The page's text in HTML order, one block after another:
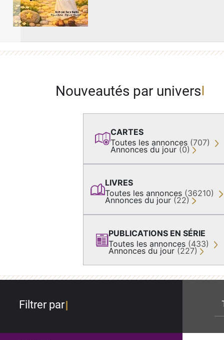
Nouveautés par univers
CARTES
Toutes les annonces (707)
Annonces du jour (0)
LIVRES
Toutes les annonces (36210)
Annonces du jour (22)
PUBLICATIONS EN SÉRIE
Toutes les annonces (433)
Annonces du jour (227)
Filtrer par